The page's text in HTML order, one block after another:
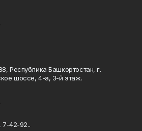
Республика Башкортостан, г.
шоссе, 4-а, 3-й этаж.
7-42-92..